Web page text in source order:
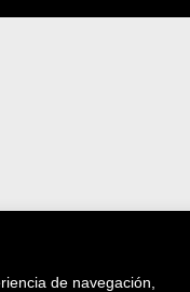
de navegación,